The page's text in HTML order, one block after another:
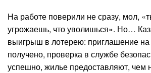
На работе поверили не сразу, мол,
угрожаешь, что уволишься». Но…
выигрыш в лотерею: приглашение на
получено, проверка в службе
успешно, жилье предоставляют, чем